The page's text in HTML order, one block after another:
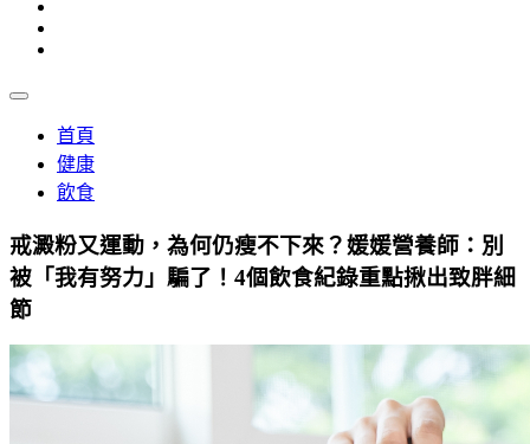
首頁
健康
飲食
戒澱粉又運動，為何仍瘦不下來？媛媛營養師：別
被「我有努力」騙了！4個飲食紀錄重點揪出致胖細
節